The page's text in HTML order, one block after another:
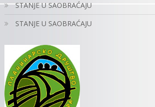
STANJE U SAOBRAĆAJU
STANJE U SAOBRAĆAJU